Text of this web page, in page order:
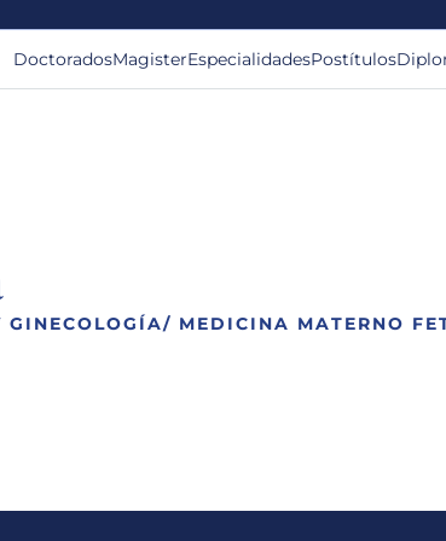
DoctoradosMagisterEspecialidadesPostítulos
MEDICINA MATERNO